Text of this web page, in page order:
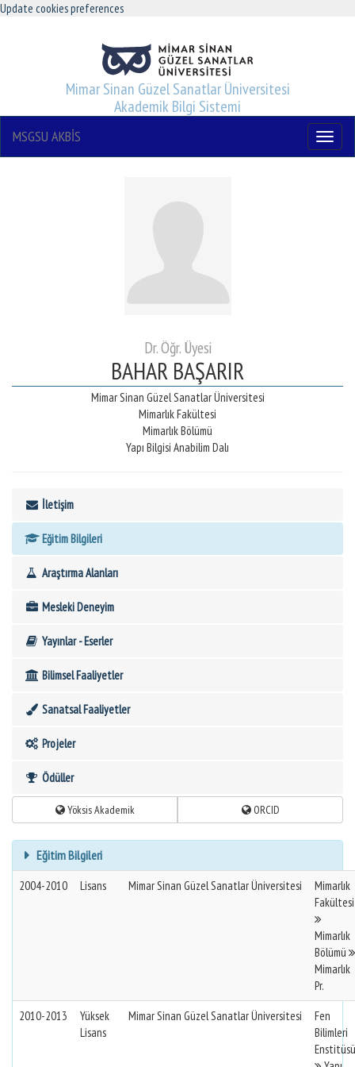
Update cookies preferences
Mimar Sinan Güzel Sanatlar Üniversitesi
Akademik Bilgi Sistemi
Menu
MSGSU AKBİS
Dr. Öğr. Üyesi
BAHAR BAŞARIR
Mimar Sinan Güzel Sanatlar Üniversitesi
Mimarlık Fakültesi
Mimarlık Bölümü
Yapı Bilgisi Anabilim Dalı
İletişim
Eğitim Bilgileri
Araştırma Alanları
Mesleki Deneyim
Yayınlar - Eserler
Bilimsel Faaliyetler
Sanatsal Faaliyetler
Projeler
Ödüller
Yöksis Akademik ORCID
Eğitim Bilgileri
2004-2010 Lisans Mimar Sinan Güzel Sanatlar Üniversitesi
Mimarlık
Fakültesi
Mimarlık
Bölümü
Mimarlık
Pr.
2010-2013
Yüksek
Lisans
Mimar Sinan Güzel Sanatlar Üniversitesi
Fen
Bilimleri
Enstitüsü